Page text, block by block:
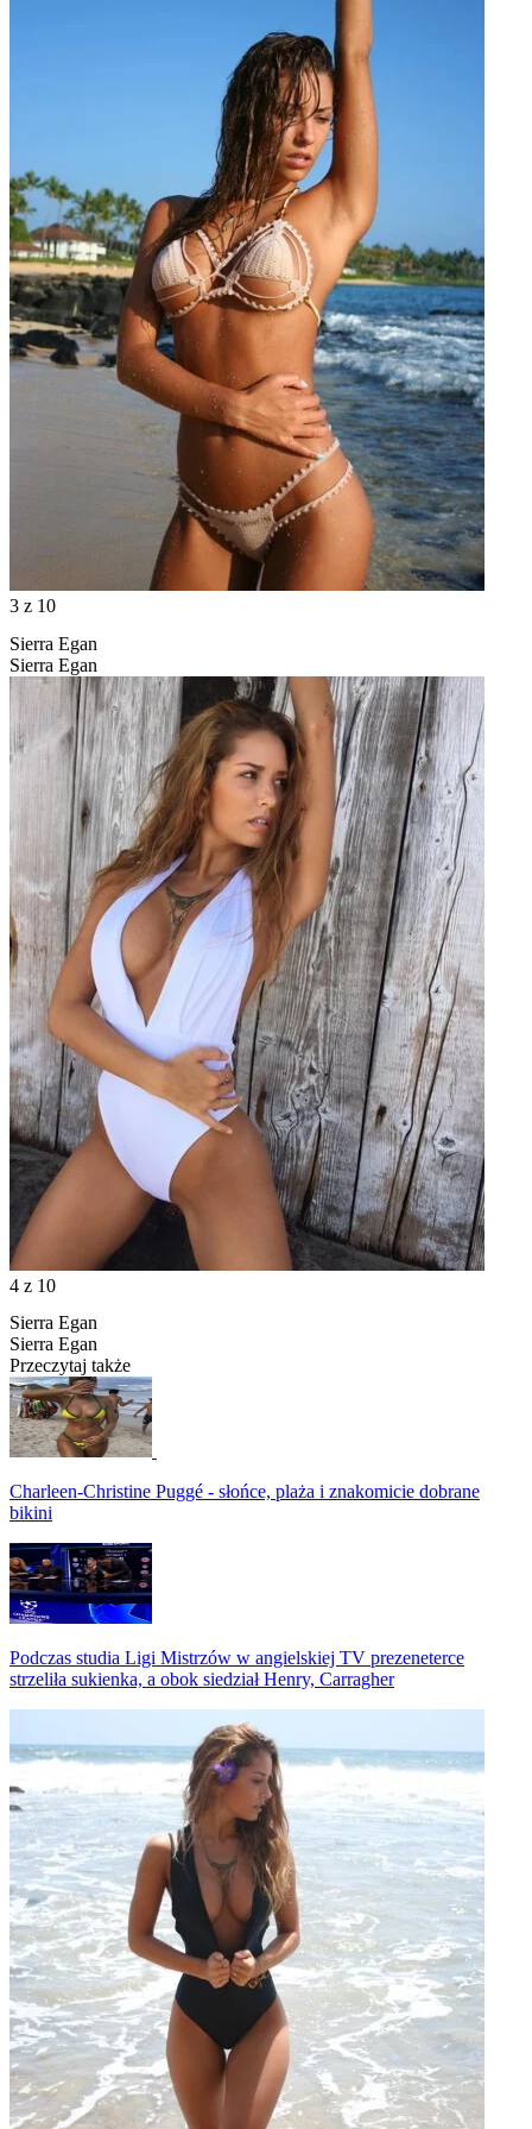
3 z 10
Sierra Egan
Sierra Egan
4 z 10
Sierra Egan
Sierra Egan
Przeczytaj także
Charleen-Christine Puggé - słońce, plaża i znakomicie dobrane
bikini
Podczas studia Ligi Mistrzów w angielskiej TV prezeneterce
strzeliła sukienka, a obok siedział Henry, Carragher